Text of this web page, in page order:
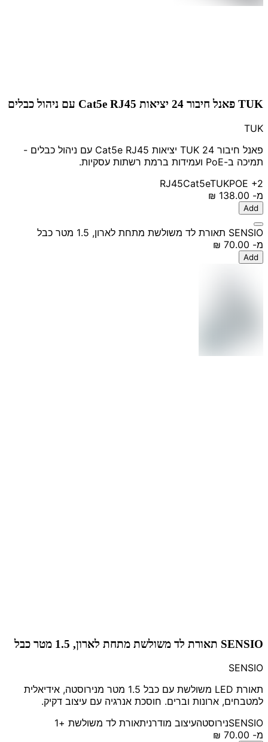
TUK פאנל חיבור 24 יציאות Cat5e RJ45 עם ניהול כבלים
TUK
פאנל חיבור TUK 24 יציאות Cat5e RJ45 עם ניהול כבלים -
תמיכה ב-PoE ועמידות ברמת רשתות עסקיות.
RJ45Cat5eTUKPOE +2
מ-
Add
SENSIO תאורת לד משולשת מתחת לארון, 1.5 מטר כבל
מ-
Add
SENSIO תאורת לד משולשת מתחת לארון, 1.5 מטר כבל
SENSIO
תאורת LED משולשת עם כבל 1.5 מטר מנירוסטה, אידיאלית
למטבחים, ארונות וברים. חוסכת אנרגיה עם עיצוב דקיק.
SENSIOנירוסטהעיצוב מודרניתאורת לד משולשת +1
מ-